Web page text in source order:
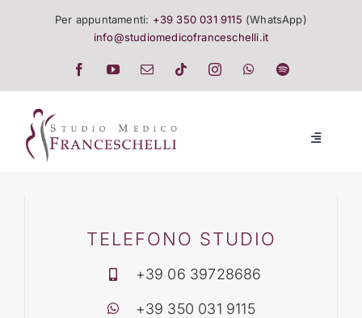
Per appuntamenti: +39 350 031 9115 (WhatsApp)
info@studiomedicofranceschelli.it
Toggle
SALUTE E TRATTAMENTITELEFONO STUDIO
+39 06 39728686
+39 350 031 9115